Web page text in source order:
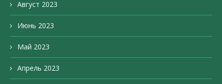
Август 2023
Июнь 2023
Май 2023
Апрель 2023